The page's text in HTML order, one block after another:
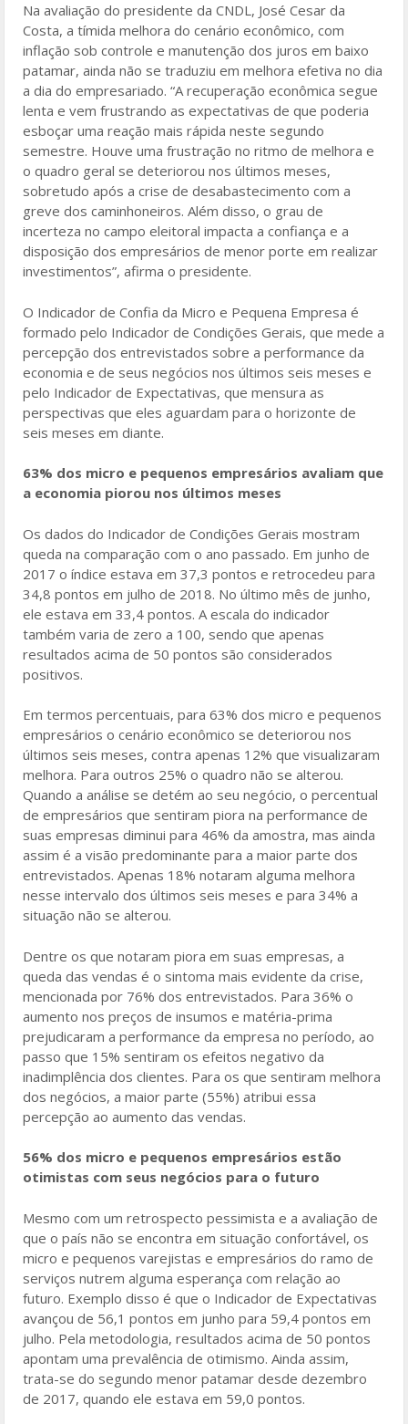
Na avaliação do presidente da CNDL, José Cesar da
Costa, a tímida melhora do cenário econômico, com
inflação sob controle e manutenção dos juros em baixo
patamar, ainda não se traduziu em melhora efetiva no dia
a dia do empresariado. “A recuperação econômica segue
lenta e vem frustrando as expectativas de que poderia
esboçar uma reação mais rápida neste segundo
semestre. Houve uma frustração no ritmo de melhora e
o quadro geral se deteriorou nos últimos meses,
sobretudo após a crise de desabastecimento com a
greve dos caminhoneiros. Além disso, o grau de
incerteza no campo eleitoral impacta a confiança e a
disposição dos empresários de menor porte em realizar
investimentos”, afirma o presidente.
O Indicador de Confia da Micro e Pequena Empresa é
formado pelo Indicador de Condições Gerais, que mede a
percepção dos entrevistados sobre a performance da
economia e de seus negócios nos últimos seis meses e
pelo Indicador de Expectativas, que mensura as
perspectivas que eles aguardam para o horizonte de
seis meses em diante.
63% dos micro e pequenos empresários avaliam que
a economia piorou nos últimos meses
Os dados do Indicador de Condições Gerais mostram
queda na comparação com o ano passado. Em junho de
2017 o índice estava em 37,3 pontos e retrocedeu para
34,8 pontos em julho de 2018. No último mês de junho,
ele estava em 33,4 pontos. A escala do indicador
também varia de zero a 100, sendo que apenas
resultados acima de 50 pontos são considerados
positivos.
Em termos percentuais, para 63% dos micro e pequenos
empresários o cenário econômico se deteriorou nos
últimos seis meses, contra apenas 12% que visualizaram
melhora. Para outros 25% o quadro não se alterou.
Quando a análise se detém ao seu negócio, o percentual
de empresários que sentiram piora na performance de
suas empresas diminui para 46% da amostra, mas ainda
assim é a visão predominante para a maior parte dos
entrevistados. Apenas 18% notaram alguma melhora
nesse intervalo dos últimos seis meses e para 34% a
situação não se alterou.
Dentre os que notaram piora em suas empresas, a
queda das vendas é o sintoma mais evidente da crise,
mencionada por 76% dos entrevistados. Para 36% o
aumento nos preços de insumos e matéria-prima
prejudicaram a performance da empresa no período, ao
passo que 15% sentiram os efeitos negativo da
inadimplência dos clientes. Para os que sentiram melhora
dos negócios, a maior parte (55%) atribui essa
percepção ao aumento das vendas.
56% dos micro e pequenos empresários estão
otimistas com seus negócios para o futuro
Mesmo com um retrospecto pessimista e a avaliação de
que o país não se encontra em situação confortável, os
micro e pequenos varejistas e empresários do ramo de
serviços nutrem alguma esperança com relação ao
futuro. Exemplo disso é que o Indicador de Expectativas
avançou de 56,1 pontos em junho para 59,4 pontos em
julho. Pela metodologia, resultados acima de 50 pontos
apontam uma prevalência de otimismo. Ainda assim,
trata-se do segundo menor patamar desde dezembro
de 2017, quando ele estava em 59,0 pontos.